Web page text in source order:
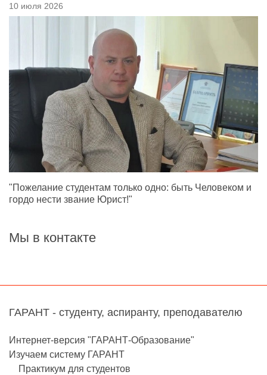
10 июля 2026
"Пожелание студентам только одно: быть Человеком и
гордо нести звание Юрист!"
Мы в контакте
ГАРАНТ - студенту, аспиранту, преподавателю
Интернет-версия "ГАРАНТ-Образование"
Изучаем систему ГАРАНТ
Практикум для студентов